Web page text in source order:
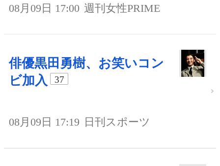
08月09日 17:00 週刊女性PRIME
俳優黒田勇樹、お笑いコン
ビ加入
37
08月09日 17:19 日刊スポーツ